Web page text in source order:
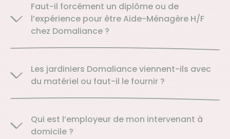
Faut-il forcément un diplôme ou de
l’expérience pour être Aide-Ménagère H/F
chez Domaliance ?
Les jardiniers Domaliance viennent-ils avec
du matériel ou faut-il le fournir ?
Qui est l’employeur de mon intervenant à
domicile ?